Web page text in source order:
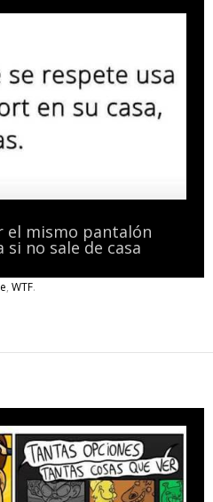
el mismo pantalón
si no sale de casa
, WTF.